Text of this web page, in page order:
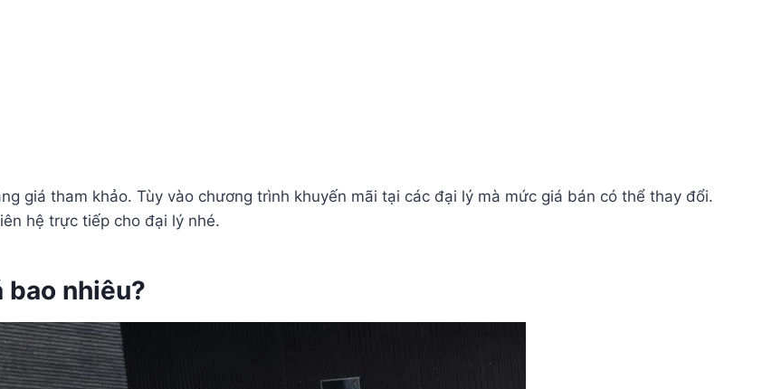
giá tham khảo. Tùy vào chương trình khuyến mãi tại các đại lý mà mức giá bán có thể thay đổi.
hệ trực tiếp cho đại lý nhé.
nhiêu?